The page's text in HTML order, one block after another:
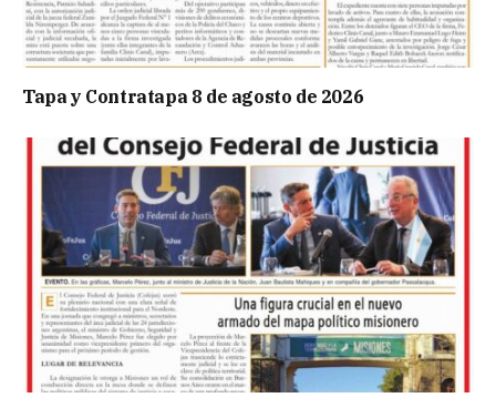
Tapa y Contratapa 8 de agosto de 2026